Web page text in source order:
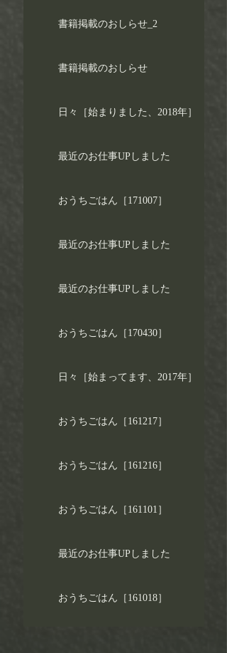
書籍掲載のおしらせ_2
書籍掲載のおしらせ
日々［始まりました、2018年］
最近のお仕事UPしました
おうちごはん［171007］
最近のお仕事UPしました
最近のお仕事UPしました
おうちごはん［170430］
日々［始まってます、2017年］
おうちごはん［161217］
おうちごはん［161216］
おうちごはん［161101］
最近のお仕事UPしました
おうちごはん［161018］